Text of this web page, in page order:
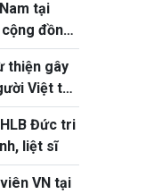
tại
đồng
thiện gây
Việt tại
Đức tri
liệt sĩ
VN tại